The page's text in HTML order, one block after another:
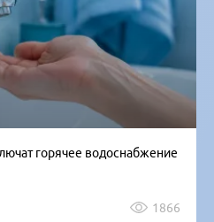
горячее водоснабжение
1866